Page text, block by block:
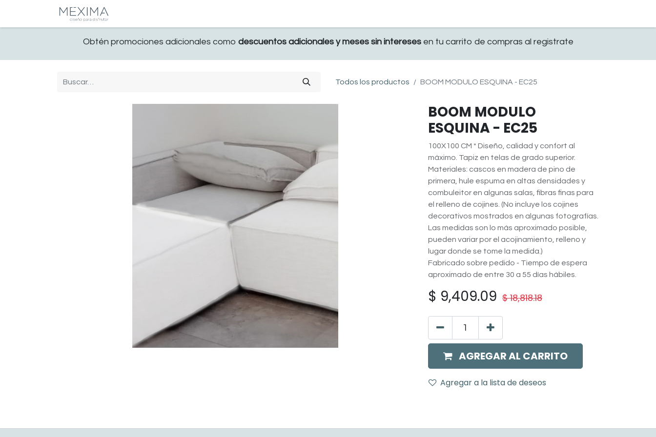
Obtén promociones adicionales como descuentos adicionales y meses sin interesesen tu carrito de compras al registrate
Todos los productos BOOM MODULO ESQUINA - EC25
BOOM MODULO
ESQUINA - EC25
100X100 CM * Diseño, calidad y confort al
máximo. Tapiz en telas de grado superior.
Materiales: cascos en madera de pino de
primera, hule espuma en altas densidades y
combuleitor en algunas salas, fibras finas para
el relleno de cojines. (No incluye los cojines
decorativos mostrados en algunas fotografías.
Las medidas son lo más aproximado posible,
pueden variar por el acojinamiento, relleno y
lugar donde se tome la medida.)
Fabricado sobre pedido - Tiempo de espera
aproximado de entre 30 a 55 días hábiles.
$ 9,409.09 $18,818.18
AGREGAR AL CARRITO
Agregar a la lista de deseos